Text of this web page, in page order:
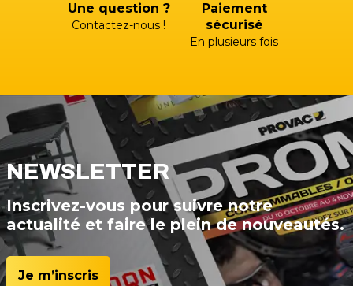
Une question ?
Contactez-nous !
Paiement
sécurisé
En plusieurs fois
NEWSLETTER
Inscrivez-vous pour suivre notre
actualité et faire le plein de nouveautés.
Je m’inscris